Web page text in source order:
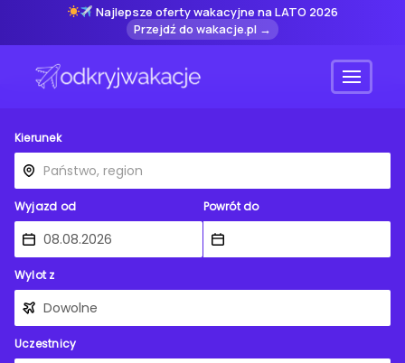
Najlepsze oferty wakacyjne na LATO 2026
Przejdź do wakacje.pl →
Menu
Kierunek
Wyjazd od Powrót do
Wylot z
Uczestnicy